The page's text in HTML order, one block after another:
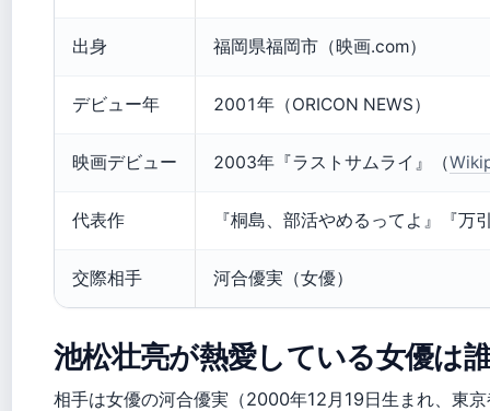
出身 福岡県福岡市（映画.com）
デビュー年 2001年（ORICON NEWS）
映画デビュー 2003年『ラストサムライ』（
代表作 『桐島、部活やめるってよ』『万
交際相手 河合優実（女優）
池松壮亮が熱愛している女優は
相手は女優の河合優実（2000年12月19日生まれ、東